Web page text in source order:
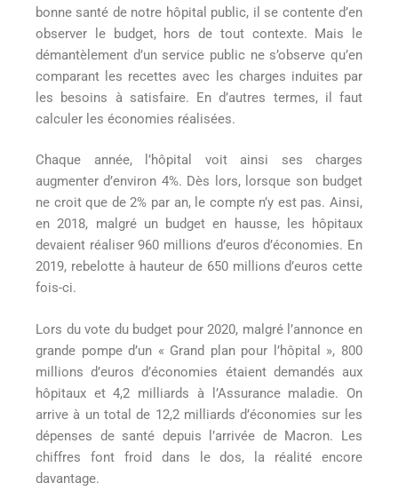
bonne santé de notre hôpital public, il se contente d’en
observer le budget, hors de tout contexte. Mais le
démantèlement d’un service public ne s’observe qu’en
comparant les recettes avec les charges induites par
les besoins à satisfaire. En d’autres termes, il faut
calculer les économies réalisées.
Chaque année, l’hôpital voit ainsi ses charges
augmenter d’environ 4%. Dès lors, lorsque son budget
ne croit que de 2% par an, le compte n’y est pas. Ainsi,
en 2018, malgré un budget en hausse, les hôpitaux
devaient réaliser 960 millions d’euros d’économies. En
2019, rebelotte à hauteur de 650 millions d’euros cette
fois-ci.
Lors du vote du budget pour 2020, malgré l’annonce en
grande pompe d’un « Grand plan pour l’hôpital », 800
millions d’euros d’économies étaient demandés aux
hôpitaux et 4,2 milliards à l’Assurance maladie. On
arrive à un total de 12,2 milliards d’économies sur les
dépenses de santé depuis l’arrivée de Macron. Les
chiffres font froid dans le dos, la réalité encore
davantage.